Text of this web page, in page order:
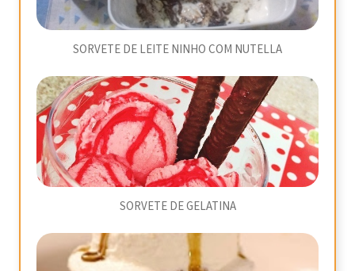
SORVETE DE LEITE NINHO COM NUTELLA
SORVETE DE GELATINA